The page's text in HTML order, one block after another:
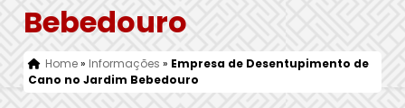
Bebedouro
Home» Informações » Empresa de Desentupimento de
Cano no Jardim Bebedouro